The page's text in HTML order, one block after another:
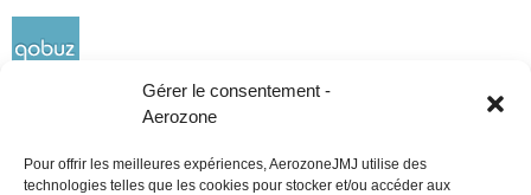
Gérer le consentement -
Aerozone
Pour offrir les meilleures expériences, AerozoneJMJ utilise des
technologies telles que les cookies pour stocker et/ou accéder aux